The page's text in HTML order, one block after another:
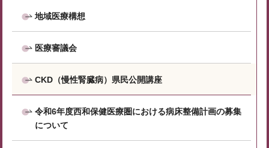
地域医療構想
医療審議会
CKD（慢性腎臓病）県民公開講座
令和6年度西和保健医療圏における病床整備計画の募集
について